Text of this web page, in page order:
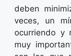
deben
veces, un
ocurriendo y
muy